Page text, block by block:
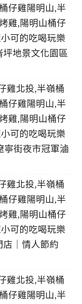
坪地景文化園區
寧街夜市冠軍滷
店｜情人節約